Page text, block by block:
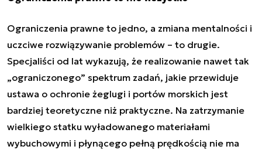
Ograniczenia prawne to jedno, a zmiana mentalności i
uczciwe rozwiązywanie problemów – to drugie.
Specjaliści od lat wykazują, że realizowanie nawet tak
„ograniczonego” spektrum zadań, jakie przewiduje
ustawa o ochronie żeglugi i portów morskich jest
bardziej teoretyczne niż praktyczne. Na zatrzymanie
wielkiego statku wyładowanego materiałami
wybuchowymi i płynącego pełną prędkością nie ma